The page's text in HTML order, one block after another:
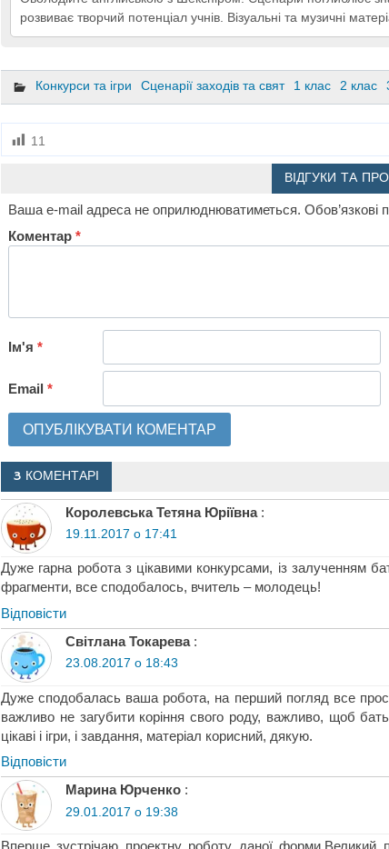
розвиває творчий потенціал учнів. Візуальні та музичні
Конкурси та ігри Сценарії заходів та свят 1 клас 2 клас
11
ВІДГУКИ ТА
Ваша e-mail адреса не оприлюднюватиметься. Обов’язкові
Коментар *
Ім'я *
Email *
3 КОМЕНТАРІ
Королевська Тетяна Юріївна :
19.11.2017 о 17:41
Дуже гарна робота з цікавими конкурсами, із залученням
фрагменти, все сподобалось, вчитель – молодець!
Відповіcти
Світлана Токарева :
23.08.2017 о 18:43
Дуже сподобалась ваша робота, на перший погляд все
важливо не загубити коріння свого роду, важливо, щоб
цікаві і ігри, і завдання, матеріал корисний, дякую.
Відповіcти
Марина Юрченко :
29.01.2017 о 19:38
Вперше зустрічаю проектну роботу даної